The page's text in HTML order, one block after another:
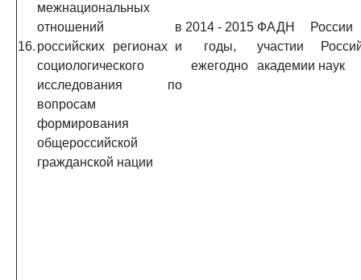
16.
межнациональных
отношений в
российских регионах и
социологического
исследования по
вопросам
формирования
общероссийской
гражданской нации
2014 - 2015
годы,
ежегодно
ФАДН России
участии
академии наук